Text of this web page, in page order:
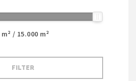
m² / 15.000 m²